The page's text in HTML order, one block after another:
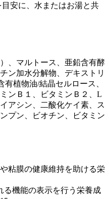
安に、水またはお湯と共
、マルトース、亜鉛含有酵
ン加水分解物、デキストリ
植物油/結晶セルロース、
ンＢ１、ビタミンＢ２、L
アシン、二酸化ケイ素、ス
プン、ビオチン、ビタミン
粘膜の健康維持を助ける栄
る機能の表示を行う栄養成